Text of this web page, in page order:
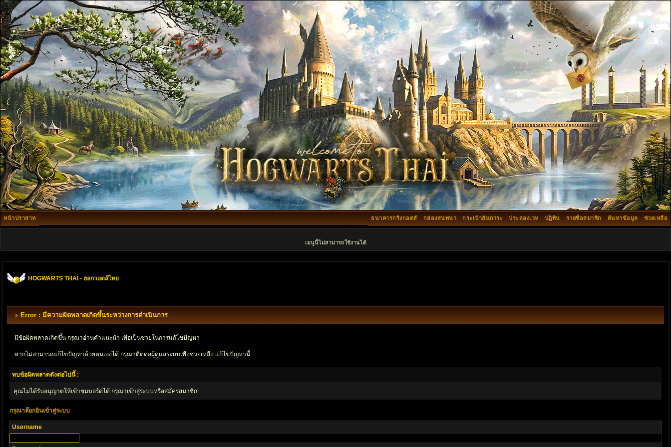
หน้าปราสาท ช่วยเหลือ
ค้นหาข้อมูล
รายชื่อสมาชิก
ปฏิทิน
ประลองเวท
กระเป๋าสัมภาระ
กล่องสนทนา
ธนาคารกริงกอตส์
เมนูนี้ไม่สามารถใช้งานได้
HOGWARTS THAI - ฮอกวอตส์ไทย
Error : มีความผิดพลาดเกิดขึ้นระหว่างการดำเนินการ
มีข้อผิดพลาดเกิดขึ้น กรุณาอ่านคำแนะนำ เพื่อเป็นช่วยในการแก้ไขปัญหา
หากไม่สามารถแก้ไขปัญหาด้วยตนเองได้ กรุณาติตด่อผู้ดูแลระบบเพื่อช่วยเหลือ แก้ไขปัญหานี้
พบข้อผิดพลาดดังต่อไปนี้ :
คุณไม่ได้รับอนุญาตให้เข้าชมบอร์ดได้ กรุณาเข้าสู่ระบบหรือสมัครสมาชิก
กรุณาล๊อกอินเข้าสู่ระบบ
Username